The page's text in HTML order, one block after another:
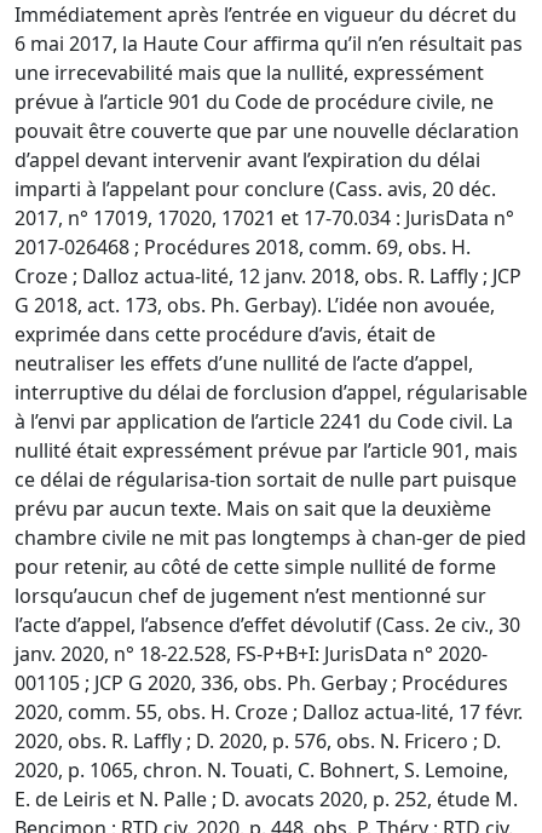
Immédiatement après l’entrée en vigueur du décret du
6 mai 2017, la Haute Cour affirma qu’il n’en résultait pas
une irrecevabilité mais que la nullité, expressément
prévue à l’article 901 du Code de procédure civile, ne
pouvait être couverte que par une nouvelle déclaration
d’appel devant intervenir avant l’expiration du délai
imparti à l’appelant pour conclure (Cass. avis, 20 déc.
2017, n° 17019, 17020, 17021 et 17-70.034 : JurisData n°
2017-026468 ; Procédures 2018, comm. 69, obs. H.
Croze ; Dalloz actua-lité, 12 janv. 2018, obs. R. Laffly ; JCP
G 2018, act. 173, obs. Ph. Gerbay). L’idée non avouée,
exprimée dans cette procédure d’avis, était de
neutraliser les effets d’une nullité de l’acte d’appel,
interruptive du délai de forclusion d’appel, régularisable
à l’envi par application de l’article 2241 du Code civil. La
nullité était expressément prévue par l’article 901, mais
ce délai de régularisa-tion sortait de nulle part puisque
prévu par aucun texte. Mais on sait que la deuxième
chambre civile ne mit pas longtemps à chan-ger de pied
pour retenir, au côté de cette simple nullité de forme
lorsqu’aucun chef de jugement n’est mentionné sur
l’acte d’appel, l’absence d’effet dévolutif (Cass. 2e civ., 30
janv. 2020, n° 18-22.528, FS-P+B+I: JurisData n° 2020-
001105 ; JCP G 2020, 336, obs. Ph. Gerbay ; Procédures
2020, comm. 55, obs. H. Croze ; Dalloz actua-lité, 17 févr.
2020, obs. R. Laffly ; D. 2020, p. 576, obs. N. Fricero ; D.
2020, p. 1065, chron. N. Touati, C. Bohnert, S. Lemoine,
E. de Leiris et N. Palle ; D. avocats 2020, p. 252, étude M.